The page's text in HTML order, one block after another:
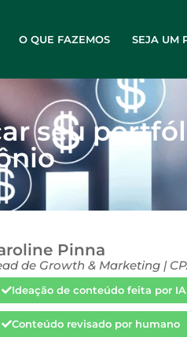
O QUE FAZEMOS SEJA UM
seu
Pinna
de Growth & Marketing |
Ideação de conteúdo feita por IA
Conteúdo revisado por humano